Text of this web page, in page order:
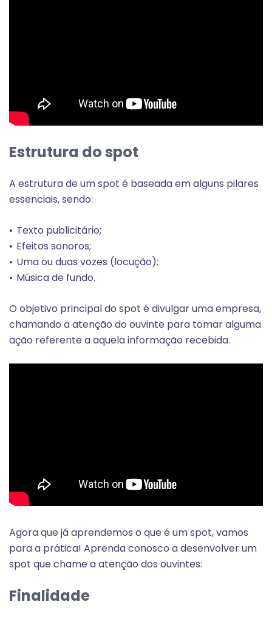
Estrutura do spot
A estrutura de um spot é baseada em alguns pilares
essenciais, sendo:
Texto publicitário;
Efeitos sonoros;
Uma ou duas vozes (locução);
Música de fundo.
O objetivo principal do spot é divulgar uma empresa,
chamando a atenção do ouvinte para tomar alguma
ação referente a aquela informação recebida.
Agora que já aprendemos o que é um spot, vamos
para a prática! Aprenda conosco a desenvolver um
spot que chame a atenção dos ouvintes:
Finalidade